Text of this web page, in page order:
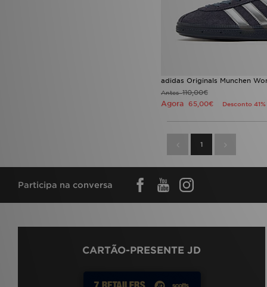
adidas Originals Munchen
Antes110,00€
Agora 65,00€ Desconto 41%
1
Participa na conversa
CARTÃO-PRESENTE JD